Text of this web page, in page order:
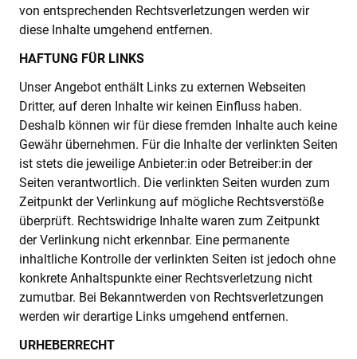
KI-TRAINING
ÜBER UNS
EXPERTISE
REFERENZEN
AKTUELLES
KARRIERE
von entsprechenden Rechtsverletzungen werden wir
diese Inhalte umgehend entfernen.
HAFTUNG FÜR LINKS
Unser Angebot enthält Links zu externen Webseiten
Dritter, auf deren Inhalte wir keinen Einfluss haben.
Deshalb können wir für diese fremden Inhalte auch keine
Gewähr übernehmen. Für die Inhalte der verlinkten Seiten
ist stets die jeweilige Anbieter:in oder Betreiber:in der
Seiten verantwortlich. Die verlinkten Seiten wurden zum
Zeitpunkt der Verlinkung auf mögliche Rechtsverstöße
überprüft. Rechtswidrige Inhalte waren zum Zeitpunkt
der Verlinkung nicht erkennbar. Eine permanente
inhaltliche Kontrolle der verlinkten Seiten ist jedoch ohne
konkrete Anhaltspunkte einer Rechtsverletzung nicht
zumutbar. Bei Bekanntwerden von Rechtsverletzungen
werden wir derartige Links umgehend entfernen.
URHEBERRECHT